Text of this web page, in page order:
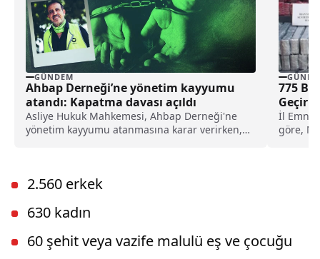
GÜNDEM
Ahbap Derneği’ne yönetim kayyumu
atandı: Kapatma davası açıldı
Asliye Hukuk Mahkemesi, Ahbap Derneği'ne
yönetim kayyumu atanmasına karar verirken,
775
İl
göre,
2.560 erkek
630 kadın
60 şehit veya vazife malulü eş ve çocuğu